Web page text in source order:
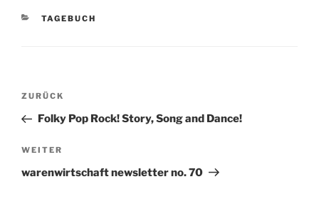
KATEGORIEN
TAGEBUCH
Beitragsnavigation
Vorheriger
Beitrag
ZURÜCK
Folky Pop Rock! Story, Song and Dance!
Nächster
Beitrag
WEITER
warenwirtschaft newsletter no. 70